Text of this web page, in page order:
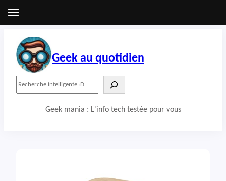
contenu
Geek au quotidien
Geek mania : L'info tech testée pour vous